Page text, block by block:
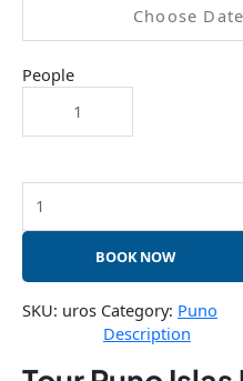
People
BOOK NOW
SKU: uros Category: Puno
Description